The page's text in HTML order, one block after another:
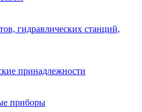
гидравлических станций,
принадлежности
приборы